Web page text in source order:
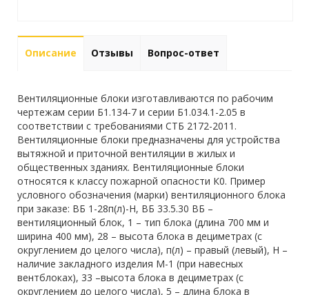
Описание Отзывы Вопрос-ответ
Вентиляционные блоки изготавливаются по рабочим
чертежам серии Б1.134-7 и серии Б1.034.1-2.05 в
соответствии с требованиями СТБ 2172-2011.
Вентиляционные блоки предназначены для устройства
вытяжной и приточной вентиляции в жилых и
общественных зданиях. Вентиляционные блоки
относятся к классу пожарной опасности К0. Пример
условного обозначения (марки) вентиляционного блока
при заказе: ВБ 1-28п(л)-Н, ВБ 33.5.30 ВБ –
вентиляционный блок, 1 – тип блока (длина 700 мм и
ширина 400 мм), 28 – высота блока в дециметрах (с
округлением до целого числа), п(л) – правый (левый), Н –
наличие закладного изделия М-1 (при навесных
вентблоках), 33 –высота блока в дециметрах (с
округлением до целого числа), 5 – длина блока в